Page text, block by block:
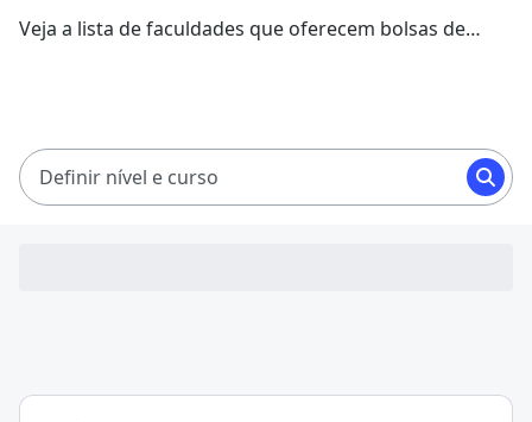
Veja a lista de faculdades que oferecem bolsas de
Definir nível e curso